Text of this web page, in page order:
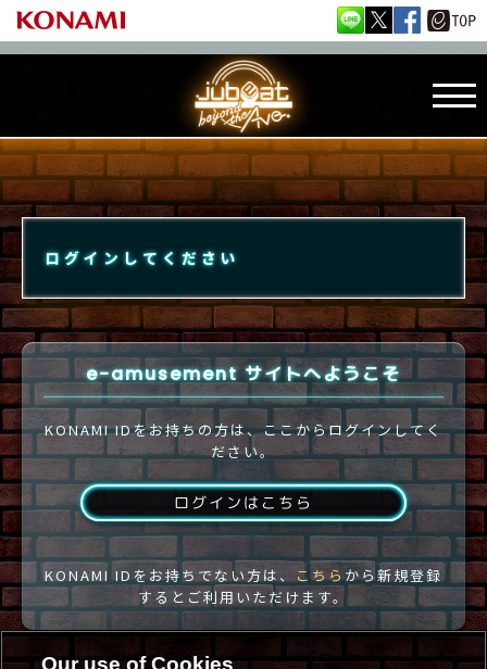
ログインしてください
e-amusement サイトへようこそ
KONAMI IDをお持ちの方は、ここからログインしてく
ださい。
ログインはこちら
KONAMI IDをお持ちでない方は、 こちらから新規登録
するとご利用いただけます。
Our use of Cookies